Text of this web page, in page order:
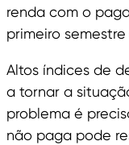
renda com o
primeiro
Altos índices de
a tornar a
problema é
não paga pode